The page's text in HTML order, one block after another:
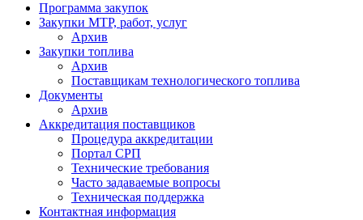
Программа закупок
Закупки МТР, работ, услуг
Архив
Закупки топлива
Архив
Поставщикам технологического топлива
Документы
Архив
Аккредитация поставщиков
Процедура аккредитации
Портал СРП
Технические требования
Часто задаваемые вопросы
Техническая поддержка
Контактная информация